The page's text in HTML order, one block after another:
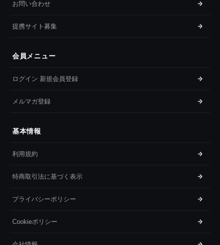
お問い合わせ
提携サイト募集
会員メニュー
ログイン 新規会員登録
メルマガ登録
基本情報
利用規約
特商取引法に基づく表示
プライバシーポリシー
Cookieポリシー